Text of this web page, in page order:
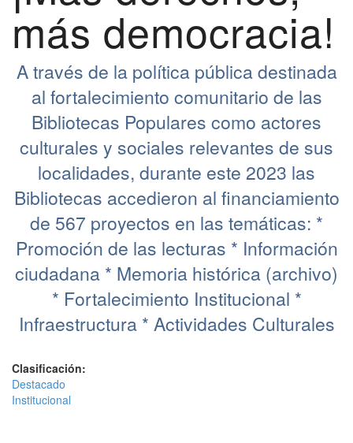
más democracia!
A través de la política pública destinada
al fortalecimiento comunitario de las
Bibliotecas Populares como actores
culturales y sociales relevantes de sus
localidades, durante este 2023 las
Bibliotecas accedieron al financiamiento
de 567 proyectos en las temáticas: *
Promoción de las lecturas * Información
ciudadana * Memoria histórica (archivo)
* Fortalecimiento Institucional *
Infraestructura * Actividades Culturales
Clasificación:
Destacado
Institucional